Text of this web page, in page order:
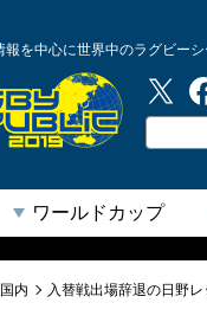
報を中心に世界中のラグビーシ
ラグビー
ワールドカップ
国内 入替戦出場辞退の日野